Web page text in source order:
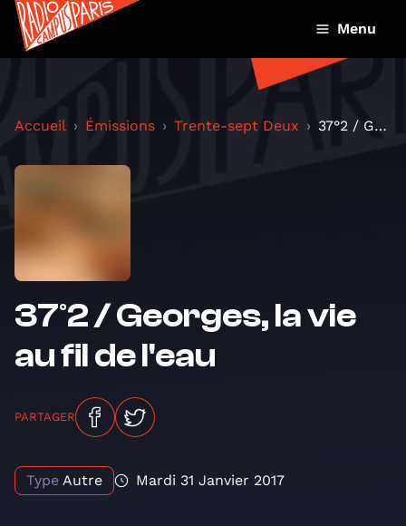
Menu
Accueil Émissions Trente-sept Deux 37°2 / Georges, la vie au fil de l'eau
37°2 / Georges, la vie
au fil de l'eau
PARTAGER
Type Autre Mardi 31 Janvier 2017